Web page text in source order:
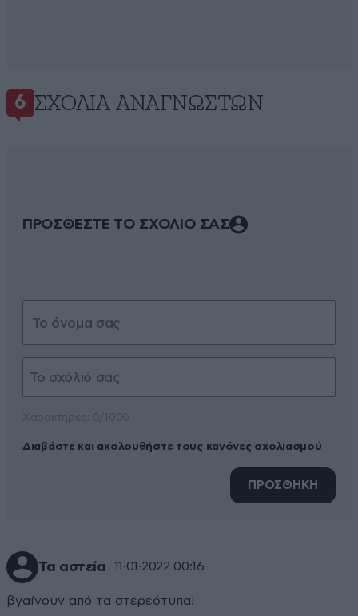
6 ΣΧΌΛΙΑ ΑΝΑΓΝΩΣΤΏΝ
ΠΡΟΣΘΕΣΤΕ ΤΟ ΣΧΟΛΙΟ ΣΑΣ
Διαβάστε και ακολουθήστε τους κανόνες σχολιασμού
ΠΡΟΣΘΗΚΗ
Τα αστεία 11·01·2022 00:16
βγαίνουν από τα στερεότυπα!